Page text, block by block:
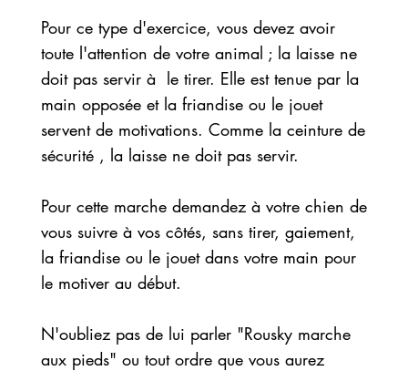
Pour ce type d'exercice, vous devez avoir
toute l'attention de votre animal ; la laisse ne
doit pas servir à le tirer. Elle est tenue par la
main opposée et la friandise ou le jouet
servent de motivations. Comme la ceinture de
sécurité , la laisse ne doit pas servir.
Pour cette marche demandez à votre chien de
vous suivre à vos côtés, sans tirer, gaiement,
la friandise ou le jouet dans votre main pour
le motiver au début.
N'oubliez pas de lui parler "Rousky marche
aux pieds" ou tout ordre que vous aurez